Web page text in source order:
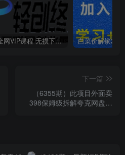
全网VIP课程 无损下载~
下一篇
（6355期）此项目外面卖
398保姆级拆解夸克网盘拉